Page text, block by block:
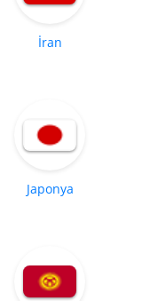
İran
Japonya